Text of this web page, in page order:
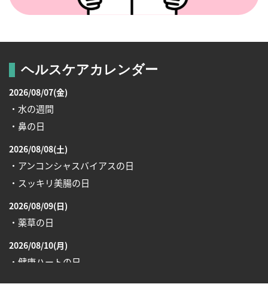
ヘルスケアカレンダー
2026/08/07(金)
・水の週間
・鼻の日
2026/08/08(土)
・アンコンシャスバイアスの日
・スッキリ美腸の日
2026/08/09(日)
・薬草の日
2026/08/10(月)
・健康ハートの日